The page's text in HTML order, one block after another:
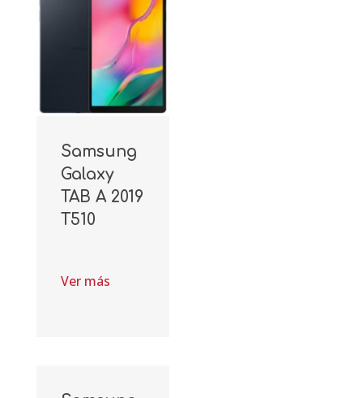
Samsung
Galaxy
TAB A 2019
T510
Ver más